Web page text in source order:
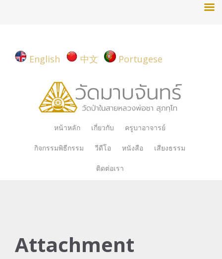
English 中文 Portugese
Skip
content
หน้าหลัก เกี่ยวกับ ครูบาอาจารย์
กิจกรรมพิธีกรรม วีดีโอ หนังสือ เสียงธรรม
ติดต่อเรา
Attachment